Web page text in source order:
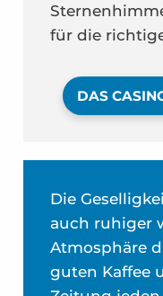
für die
DAS
Die
auch ruhiger
Atmosphäre
guten Kaffee